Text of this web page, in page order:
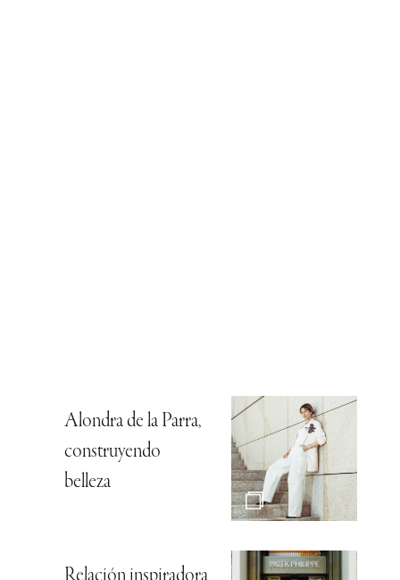
Alondra de la Parra,
construyendo
belleza